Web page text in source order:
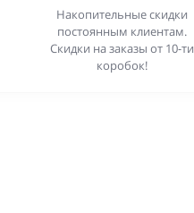
Накопительные скидки
постоянным клиентам.
Скидки на заказы от 10-ти
коробок!